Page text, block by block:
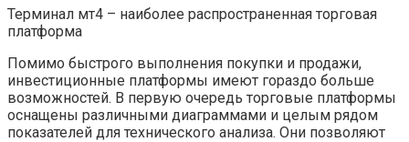
Терминал мт4 – наиболее распространенная торговая
платформа
Помимо быстрого выполнения покупки и продажи,
инвестиционные платформы имеют гораздо больше
возможностей. В первую очередь торговые платформы
оснащены различными диаграммами и целым рядом
показателей для технического анализа. Они позволяют